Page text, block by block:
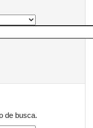
de busca.